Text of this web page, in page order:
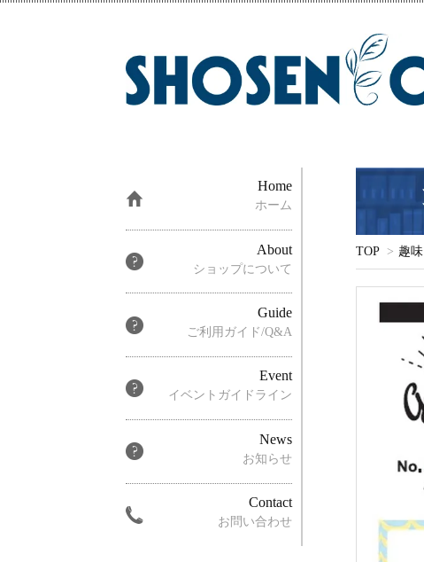
TOP > 趣味
Home
ホーム
About
ショップについて
Guide
ご利用ガイド/Q&A
Event
イベントガイドライン
News
お知らせ
Contact
お問い合わせ